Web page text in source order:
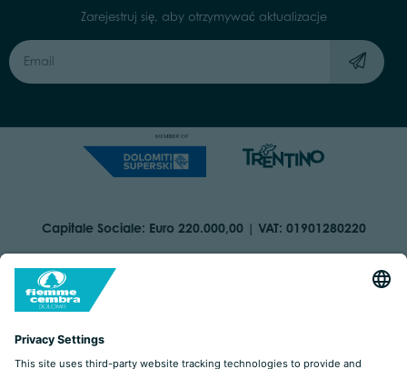
Zarejestruj się, aby otrzymywać aktualizacje
Capitale Sociale: Euro 220.000,00 | VAT: 01901280220
COOKIES IMPRINT PRIVACY ORGANIZZAZIONE TRASPARENTE